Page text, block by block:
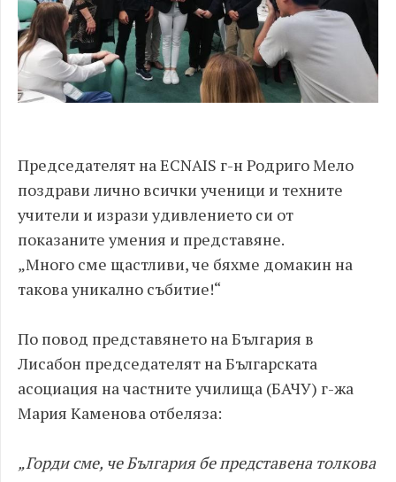
Председателят на ECNAIS г-н Родриго Мело
поздрави лично всички ученици и техните
учители и изрази удивлението си от
показаните умения и представяне.
„Много сме щастливи, че бяхме домакин на
такова уникално събитие!“
По повод представянето на България в
Лисабон председателят на Българската
асоциация на частните училища (БАЧУ) г-жа
Мария Каменова отбеляза:
„Горди сме, че България бе представена толкова